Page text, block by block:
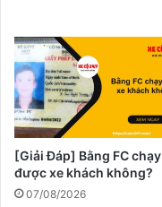
[Giải Đáp] Bằng FC chạy
được xe khách không?
07/08/2026